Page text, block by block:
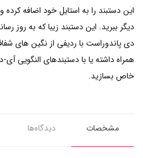
این دستبند را به استایل خود اضافه
دیگر ببرید. این دستبند زیبا که به روز
دی پاندوراست با ردیفی از نگین های
همراه داشته یا با دستبندهای النگویی
خاص بسازید.
مشخصات دیدگاه‌ها